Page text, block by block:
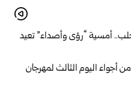
أمسية “رؤى وأصداء” تعيد